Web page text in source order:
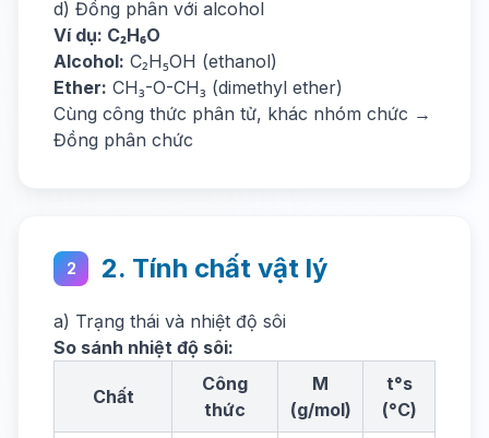
d) Đồng phân với alcohol
Ví dụ: C₂H₆O
Alcohol: C₂H₅OH (ethanol)
Ether: CH₃-O-CH₃ (dimethyl ether)
Cùng công thức phân tử, khác nhóm chức →
Đồng phân chức
2 2. Tính chất vật lý
a) Trạng thái và nhiệt độ sôi
So sánh nhiệt độ sôi:
Chất
Công
thức
M
(g/mol)
t°s
(°C)